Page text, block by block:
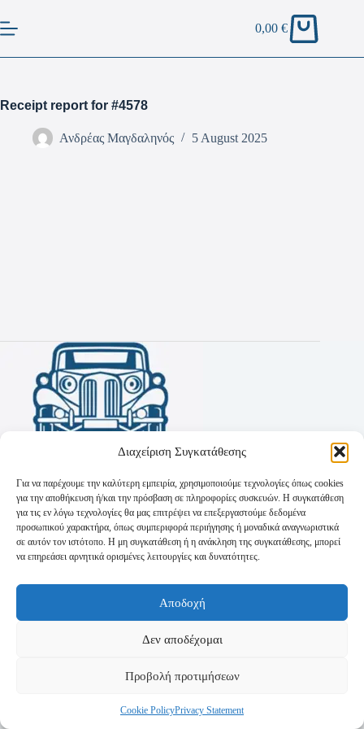
Διαχείριση Συγκατάθεσης
Για να παρέχουμε την καλύτερη εμπειρία, χρησιμοποιούμε τεχνολογίες όπως cookies
για την αποθήκευση ή/και την πρόσβαση σε πληροφορίες συσκευών. Η συγκατάθεση
για τις εν λόγω τεχνολογίες θα μας επιτρέψει να επεξεργαστούμε δεδομένα
προσωπικού χαρακτήρα, όπως συμπεριφορά περιήγησης ή μοναδικά αναγνωριστικά
σε αυτόν τον ιστότοπο. Η μη συγκατάθεση ή η ανάκληση της συγκατάθεσης, μπορεί
να επηρεάσει αρνητικά ορισμένες λειτουργίες και δυνατότητες.
Αποδοχή
Δεν αποδέχομαι
Προβολή προτιμήσεων
Cookie PolicyPrivacy Statement
0,00€
Receipt report for #4578
Ανδρέας Μαγδαληνός 5 August 2025
Πολιτική Απορρήτου
Τρόποι Αποστολής
Τρόποι Πληρωμής